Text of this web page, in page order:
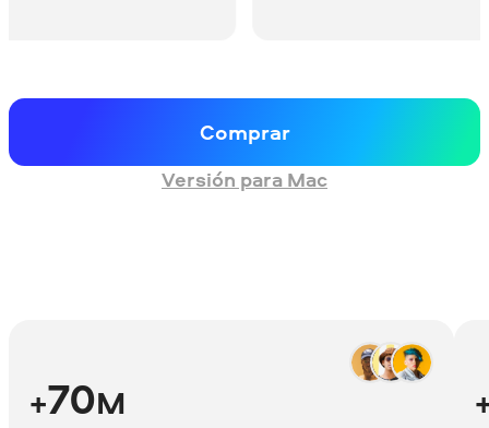
Comprar
Versión para Mac
+70M